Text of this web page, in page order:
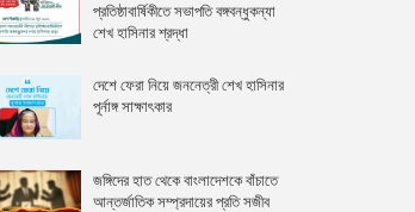
প্রতিষ্ঠাবার্ষিকীতে সভাপতি বঙ্গবন্ধুকন্যা
শেখ হাসিনার শ্রদ্ধা
দেশে ফেরা নিয়ে জননেত্রী শেখ হাসিনার
পূর্নাঙ্গ সাক্ষাৎকার
জঙ্গিদের হাত থেকে বাংলাদেশকে বাঁচাতে
আন্তর্জাতিক সম্প্রদায়ের প্রতি সজীব